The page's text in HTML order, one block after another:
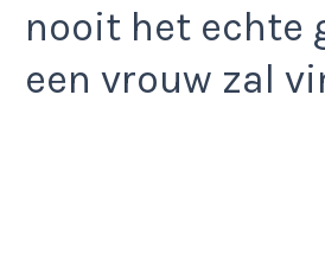
nooit het echte
een vrouw zal